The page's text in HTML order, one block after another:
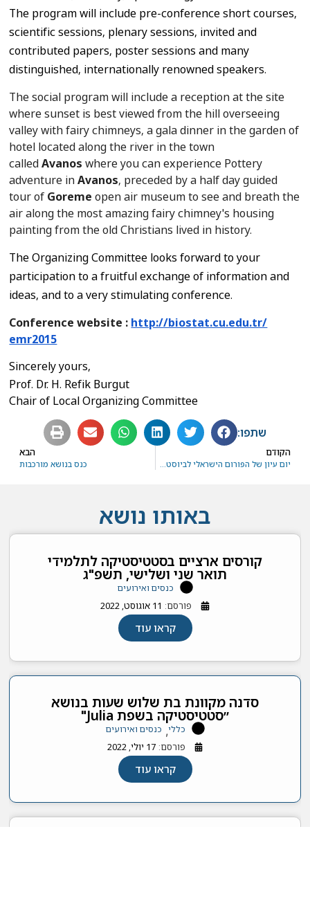
The program will include pre-conference short courses,
scientific sessions, plenary sessions, invited and
contributed papers, poster sessions and many
distinguished, internationally renowned speakers.
The social program will include a reception at the site
where sunset is best viewed from the hill overseeing
valley with fairy chimneys, a gala dinner in the garden of
hotel located along the river in the town
calledAvanos where you can experience Pottery
adventure inAvanos, preceded by a half day guided
tour of Goreme open air museum to see and breath the
air along the most amazing fairy chimney's housing
painting from the old Christians lived in history.
The Organizing Committee looks forward to your
participation to a fruitful exchange of information and
ideas, and to a very stimulating conference.
Conference website : http://biostat.cu.edu.tr/
emr2015
Sincerely yours,
Prof. Dr. H. Refik Burgut
Chair of Local Organizing Committee
שתפו:
הקודם הבא
כנס בנושא מורכבות
באותו נושא
קורסים ארציים בסטטיסטיקה לתלמידי
תואר שני ושלישי, תשפ"ג
כנסים ואירועים
פורסם: 11 אוגוסט, 2022
קראו עוד
סדנה מקוונת בת שלוש שעות בנושא
״סטטיסטיקה בשפת Julia"
כללי, כנסים ואירועים
פורסם: 17 יולי, 2022
קראו עוד